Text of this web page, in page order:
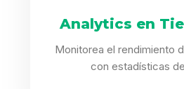
Analytics en
Monitorea el rendimiento
con estadísticas